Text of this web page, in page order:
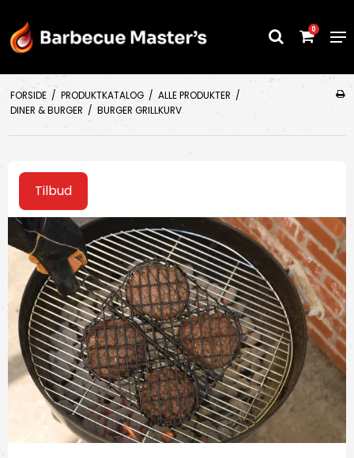
0
FORSIDE / PRODUKTKATALOG / ALLE PRODUKTER /
DINER & BURGER / BURGER GRILLKURV
Tilbud